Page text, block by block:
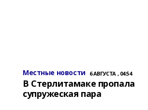
Местные новости 6 АВГУСТА , 04:54
В Стерлитамаке пропала
супружеская пара